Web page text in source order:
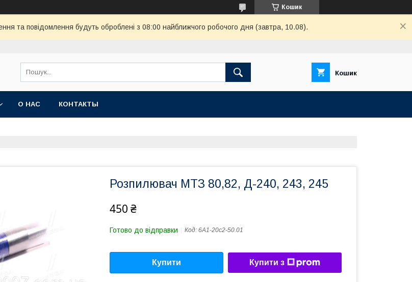
Кошик
та повідомлення будуть оброблені з 08:00 найближчого робочого дня (завтра, 10.08).
Кошик
О НАС КОНТАКТЫ
Розпилювач МТЗ 80,82, Д-240, 243, 245
450 ₴
Готово до відправки Код: 6А1-20с2-50.01
Купити Купити з